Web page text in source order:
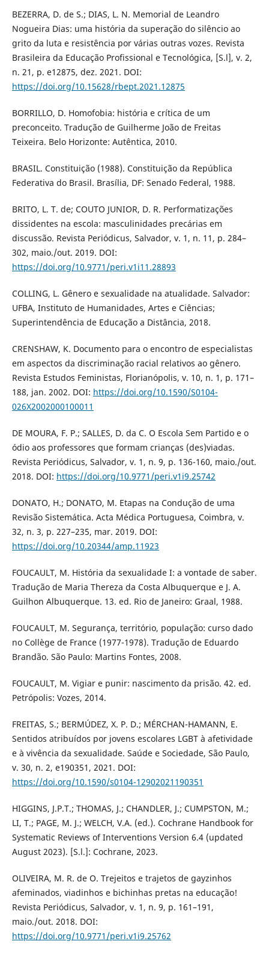
BEZERRA, D. de S.; DIAS, L. N. Memorial de Leandro
Nogueira Dias: uma história da superação do silêncio ao
grito da luta e resistência por várias outras vozes. Revista
Brasileira da Educação Profissional e Tecnológica, [S.l], v. 2,
n. 21, p. e12875, dez. 2021. DOI:
https://doi.org/10.15628/rbept.2021.12875
BORRILLO, D. Homofobia: história e crítica de um
preconceito. Tradução de Guilherme João de Freitas
Teixeira. Belo Horizonte: Autêntica, 2010.
BRASIL. Constituição (1988). Constituição da República
Federativa do Brasil. Brasília, DF: Senado Federal, 1988.
BRITO, L. T. de; COUTO JUNIOR, D. R. Performatizações
dissidentes na escola: masculinidades precárias em
discussão. Revista Periódicus, Salvador, v. 1, n. 11, p. 284–
302, maio./out. 2019. DOI:
https://doi.org/10.9771/peri.v1i11.28893
COLLING, L. Gênero e sexualidade na atualidade. Salvador:
UFBA, Instituto de Humanidades, Artes e Ciências;
Superintendência de Educação a Distância, 2018.
CRENSHAW, K. Documento para o encontro de especialistas
em aspectos da discriminação racial relativos ao gênero.
Revista Estudos Feministas, Florianópolis, v. 10, n. 1, p. 171–
188, jan. 2002. DOI: https://doi.org/10.1590/S0104-
026X2002000100011
DE MOURA, F. P.; SALLES, D. da C. O Escola Sem Partido e o
ódio aos professores que formam crianças (des)viadas.
Revista Periódicus, Salvador, v. 1, n. 9, p. 136-160, maio./out.
2018. DOI: https://doi.org/10.9771/peri.v1i9.25742
DONATO, H.; DONATO, M. Etapas na Condução de uma
Revisão Sistemática. Acta Médica Portuguesa, Coimbra, v.
32, n. 3, p. 227–235, mar. 2019. DOI:
https://doi.org/10.20344/amp.11923
FOUCAULT, M. História da sexualidade I: a vontade de saber.
Tradução de Maria Thereza da Costa Albuquerque e J. A.
Guilhon Albuquerque. 13. ed. Rio de Janeiro: Graal, 1988.
FOUCAULT, M. Segurança, território, população: curso dado
no Collège de France (1977-1978). Tradução de Eduardo
Brandão. São Paulo: Martins Fontes, 2008.
FOUCAULT, M. Vigiar e punir: nascimento da prisão. 42. ed.
Petrópolis: Vozes, 2014.
FREITAS, S.; BERMÚDEZ, X. P. D.; MÉRCHAN-HAMANN, E.
Sentidos atribuídos por jovens escolares LGBT à afetividade
e à vivência da sexualidade. Saúde e Sociedade, São Paulo,
v. 30, n. 2, e190351, 2021. DOI:
https://doi.org/10.1590/s0104-12902021190351
HIGGINS, J.P.T.; THOMAS, J.; CHANDLER, J.; CUMPSTON, M.;
LI, T.; PAGE, M. J.; WELCH, V.A. (ed.). Cochrane Handbook for
Systematic Reviews of Interventions Version 6.4 (updated
August 2023). [S.l.]: Cochrane, 2023.
OLIVEIRA, M. R. de O. Trejeitos e trajetos de gayzinhos
afeminados, viadinhos e bichinhas pretas na educação!
Revista Periódicus, Salvador, v. 1, n. 9, p. 161–191,
maio./out. 2018. DOI:
https://doi.org/10.9771/peri.v1i9.25762